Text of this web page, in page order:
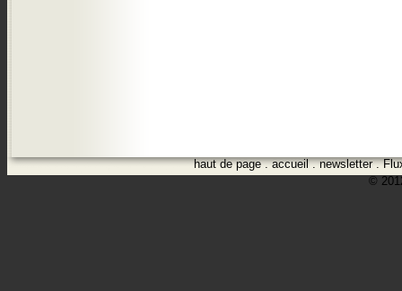
haut de page.accueil.newsletter.
©